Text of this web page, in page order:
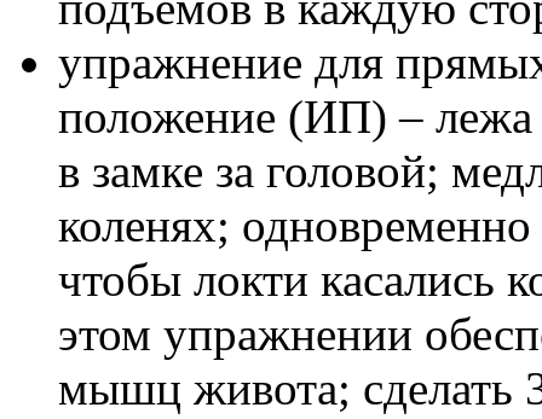
упражнение для
положение (ИП) – лежа
в замке за головой;
коленях;
чтобы локти касались
этом упражнении
мышц живота; сделать